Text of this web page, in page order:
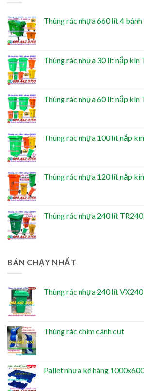
Thùng rác nhựa 660 lít 4
Thùng rác nhựa 30 lít nắp kín
Thùng rác nhựa 60 lít nắp kín
Thùng rác nhựa 100 lít nắp
Thùng rác nhựa 120 lít nắp
Thùng rác nhựa 240 lít TR240
BÁN CHẠY NHẤT
Thùng rác nhựa 240 lít VX240
Thùng rác chim cánh cụt
Pallet nhựa kê hàng